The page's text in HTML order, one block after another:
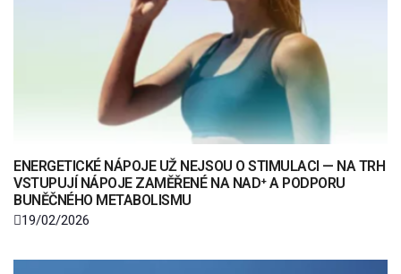
ENERGETICKÉ NÁPOJE UŽ NEJSOU O STIMULACI — NA TRH
VSTUPUJÍ NÁPOJE ZAMĚŘENÉ NA NAD⁺ A PODPORU
BUNĚČNÉHO METABOLISMU
19/02/2026